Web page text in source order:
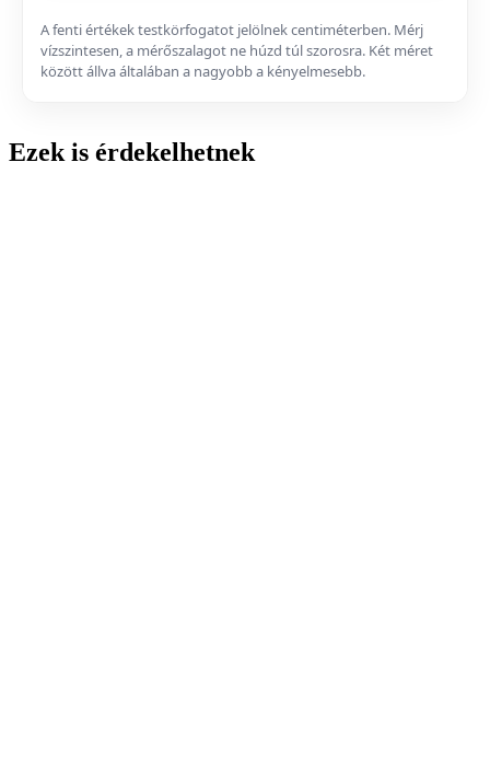
A fenti értékek testkörfogatot jelölnek centiméterben. Mérj
vízszintesen, a mérőszalagot ne húzd túl szorosra. Két méret
között állva általában a nagyobb a kényelmesebb.
Ezek is érdekelhetnek